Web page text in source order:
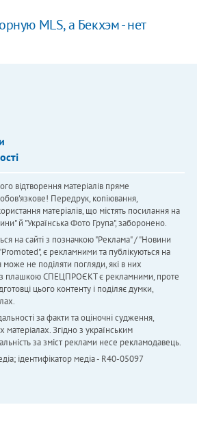
MLS, а Бекхэм - нет
відтворення матеріалів пряме
Передрук, копіювання,
матеріалів, що містять посилання на
й "Українська Фото Група", заборонено.
на сайті з позначкою "Реклама" / "Новини
є рекламними та публікуються на
не поділяти погляди, які в них
з плашкою СПЕЦПРОЄКТ є рекламними, проте
цього контенту і поділяє думки,
за факти та оціночні судження,
Згідно з українським
за зміст реклами несе рекламодавець.
ідентифікатор медіа - R40-05097